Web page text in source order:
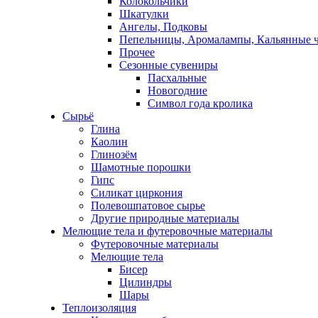
Шкатулки
Ангелы, Подковы
Пепельницы, Аромалампы, Кальянные
Прочее
Сезонные сувениры
Пасхальные
Новогодние
Символ года кролика
Сырьё
Глина
Каолин
Глинозём
Шамотные порошки
Гипс
Силикат циркония
Полевошпатовое сырье
Другие природные материалы
Мелющие тела и футеровочные материалы
Футеровочные материалы
Мелющие тела
Бисер
Цилиндры
Шары
Теплоизоляция